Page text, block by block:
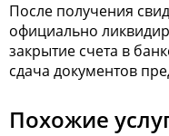
После получения
официально
закрытие счета в
сдача документов
Похожие